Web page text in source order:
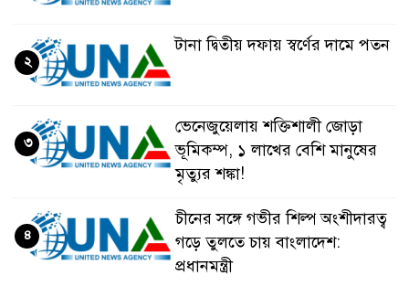
টানা দ্বিতীয় দফায় স্বর্ণের দামে পতন
২
ভেনেজুয়েলায় শক্তিশালী জোড়া
ভূমিকম্প, ১ লাখের বেশি মানুষের
মৃত্যুর শঙ্কা!
৩
চীনের সঙ্গে গভীর শিল্প অংশীদারত্ব
গড়ে তুলতে চায় বাংলাদেশ:
প্রধানমন্ত্রী
৪